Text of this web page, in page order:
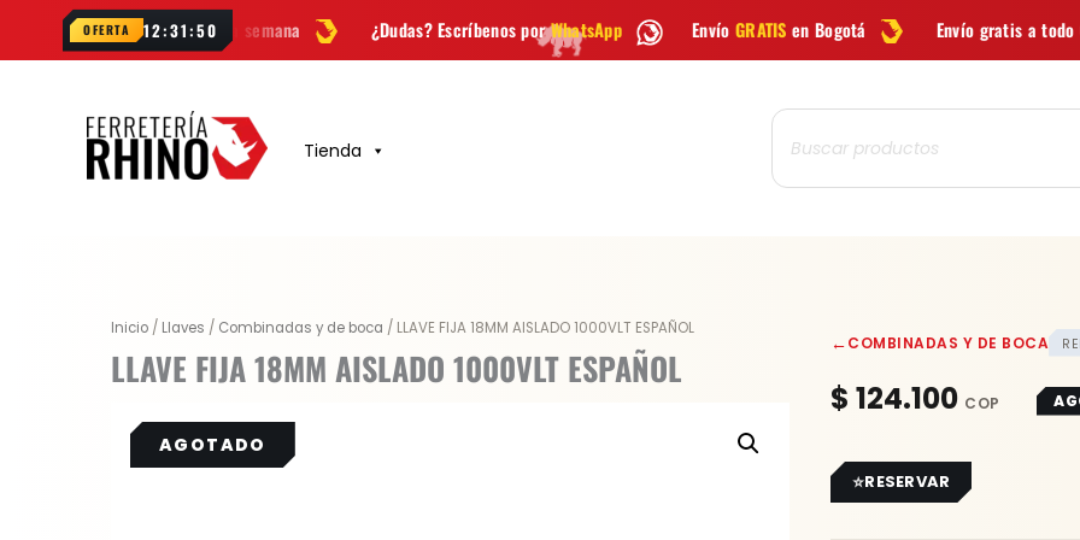
OFERTA 12:31:49
cada semana ¿Dudas? Escríbenos porWhatsApp EnvíoGRATIS en Bogotá Envío gratis a todo Colombia desde
Tienda
Búsqueda
de
productos
Inicio / Llaves / Combinadas y de boca / LLAVE FIJA 18MM AISLADO 1000VLT ESPAÑOL
LLAVE FIJA 18MM AISLADO 1000VLT ESPAÑOL
←COMBINADAS Y DE BOCA
$ 124.100
RESERVAR